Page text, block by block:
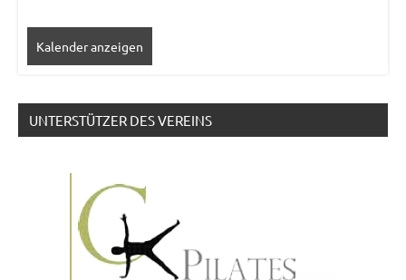
Kalender anzeigen
UNTERSTÜTZER DES VEREINS